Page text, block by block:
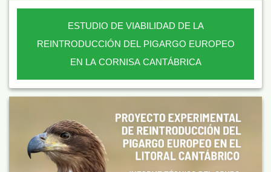
ESTUDIO DE VIABILIDAD DE LA
REINTRODUCCIÓN DEL PIGARGO EUROPEO
EN LA CORNISA CANTÁBRICA